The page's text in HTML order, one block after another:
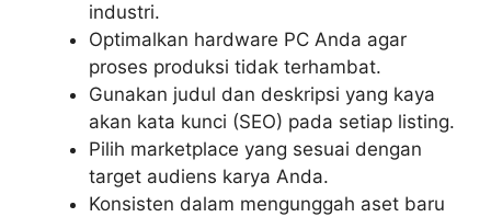
industri.
Optimalkan hardware PC Anda agar
proses produksi tidak terhambat.
Gunakan judul dan deskripsi yang kaya
akan kata kunci (SEO) pada setiap listing.
Pilih marketplace yang sesuai dengan
target audiens karya Anda.
Konsisten dalam mengunggah aset baru